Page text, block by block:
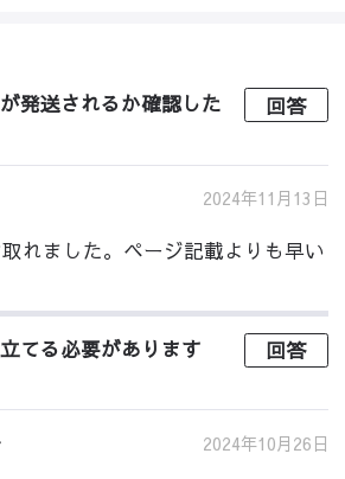
発送されるか確認した
回答
2024年11月13日
れました。ページ記載よりも早い
てる必要があります
回答
2024年10月26日